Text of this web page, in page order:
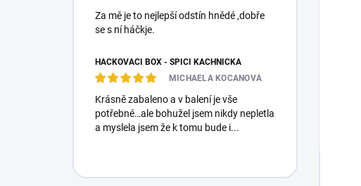
Za mě je to nejlepší odstín hnědé ,dobře
se s ní háčkje.
HÁČKOVACÍ BOX - SPÍCÍ KACHNIČKA
MICHAELA KOCANOVÁ
Krásně zabaleno a v balení je vše
potřebné…ale bohužel jsem nikdy nepletla
a myslela jsem že k tomu bude i...